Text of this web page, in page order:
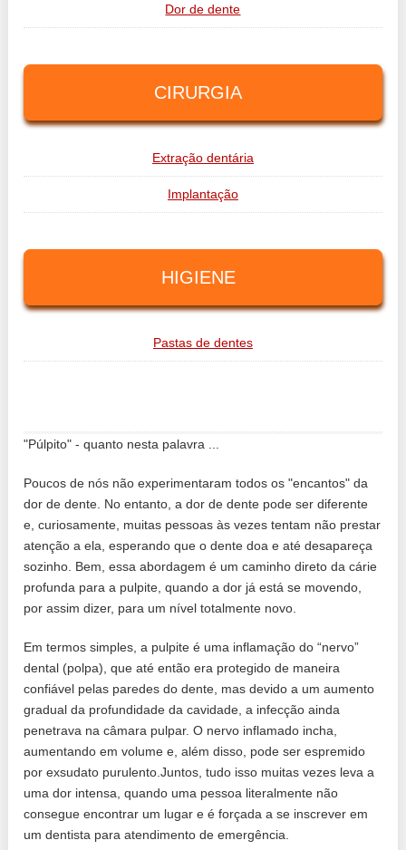
Dor de dente
CIRURGIA
Extração dentária
Implantação
HIGIENE
Pastas de dentes
"Púlpito" - quanto nesta palavra ...
Poucos de nós não experimentaram todos os "encantos" da
dor de dente. No entanto, a dor de dente pode ser diferente
e, curiosamente, muitas pessoas às vezes tentam não prestar
atenção a ela, esperando que o dente doa e até desapareça
sozinho. Bem, essa abordagem é um caminho direto da cárie
profunda para a pulpite, quando a dor já está se movendo,
por assim dizer, para um nível totalmente novo.
Em termos simples, a pulpite é uma inflamação do “nervo”
dental (polpa), que até então era protegido de maneira
confiável pelas paredes do dente, mas devido a um aumento
gradual da profundidade da cavidade, a infecção ainda
penetrava na câmara pulpar. O nervo inflamado incha,
aumentando em volume e, além disso, pode ser espremido
por exsudato purulento.Juntos, tudo isso muitas vezes leva a
uma dor intensa, quando uma pessoa literalmente não
consegue encontrar um lugar e é forçada a se inscrever em
um dentista para atendimento de emergência.